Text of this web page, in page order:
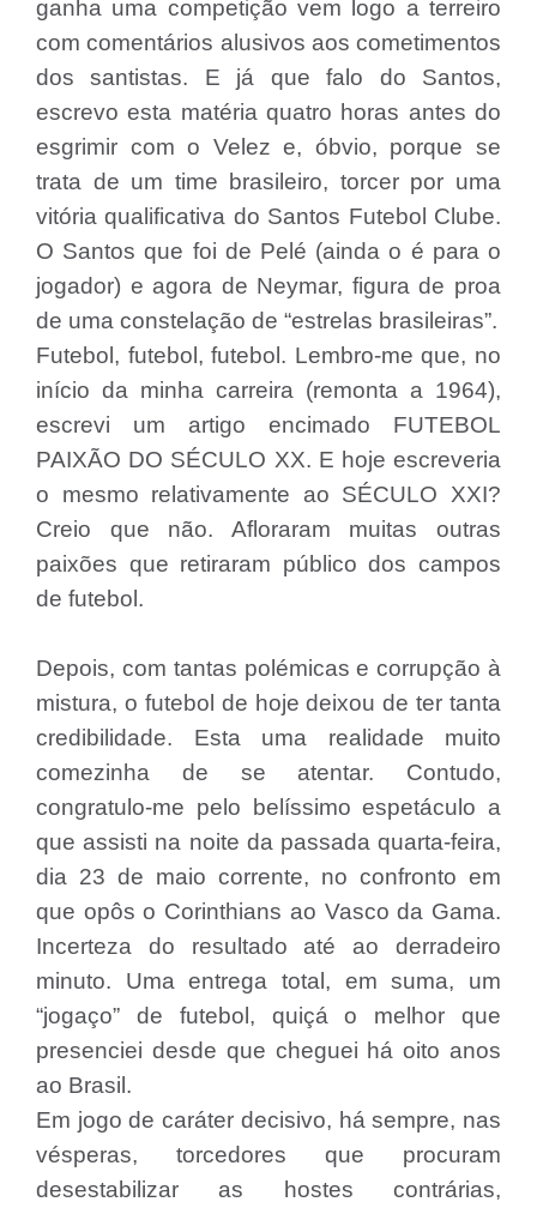
ganha uma competição vem logo a terreiro
com comentários alusivos aos cometimentos
dos santistas. E já que falo do Santos,
escrevo esta matéria quatro horas antes do
esgrimir com o Velez e, óbvio, porque se
trata de um time brasileiro, torcer por uma
vitória qualificativa do Santos Futebol Clube.
O Santos que foi de Pelé (ainda o é para o
jogador) e agora de Neymar, figura de proa
de uma constelação de “estrelas brasileiras”.
Futebol, futebol, futebol. Lembro-me que, no
início da minha carreira (remonta a 1964),
escrevi um artigo encimado FUTEBOL
PAIXÃO DO SÉCULO XX. E hoje escreveria
o mesmo relativamente ao SÉCULO XXI?
Creio que não. Afloraram muitas outras
paixões que retiraram público dos campos
de futebol.
Depois, com tantas polémicas e corrupção à
mistura, o futebol de hoje deixou de ter tanta
credibilidade. Esta uma realidade muito
comezinha de se atentar. Contudo,
congratulo-me pelo belíssimo espetáculo a
que assisti na noite da passada quarta-feira,
dia 23 de maio corrente, no confronto em
que opôs o Corinthians ao Vasco da Gama.
Incerteza do resultado até ao derradeiro
minuto. Uma entrega total, em suma, um
“jogaço” de futebol, quiçá o melhor que
presenciei desde que cheguei há oito anos
ao Brasil.
Em jogo de caráter decisivo, há sempre, nas
vésperas, torcedores que procuram
desestabilizar as hostes contrárias,